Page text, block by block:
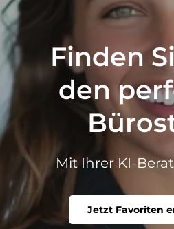
Finden
den
Mit Ihrer KI-
Jetzt Favoriten